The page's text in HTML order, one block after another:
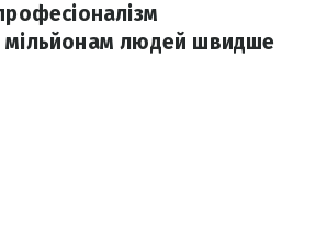
людей швидше